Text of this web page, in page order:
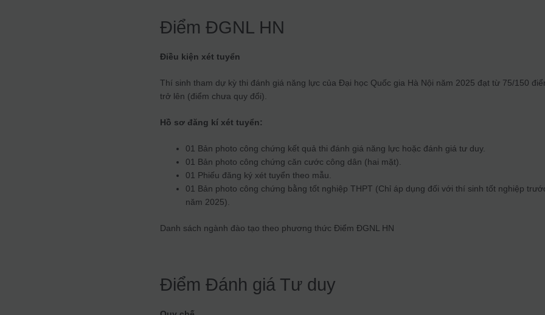
Điểm ĐGNL HN
Điều kiện xét tuyển
Thí sinh tham dự kỳ thi đánh giá năng lực của Đại học Quốc gia Hà Nội năm 2025 đạt từ 75/150
trở lên (điểm chưa quy đổi).
Hồ sơ đăng kí xét tuyển:
01 Bản photo công chứng kết quả thi đánh giá năng lực hoặc đánh giá tư duy.
01 Bản photo công chứng căn cước công dân (hai mặt).
01 Phiếu đăng ký xét tuyển theo mẫu.
01 Bản photo công chứng bằng tốt nghiệp THPT (Chỉ áp dụng đối với thí sinh tốt nghiệp
năm 2025).
Danh sách ngành đào tạo theo phương thức Điểm ĐGNL HN
Điểm Đánh giá Tư duy